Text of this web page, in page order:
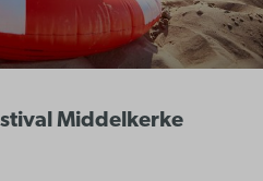
Middelkerke